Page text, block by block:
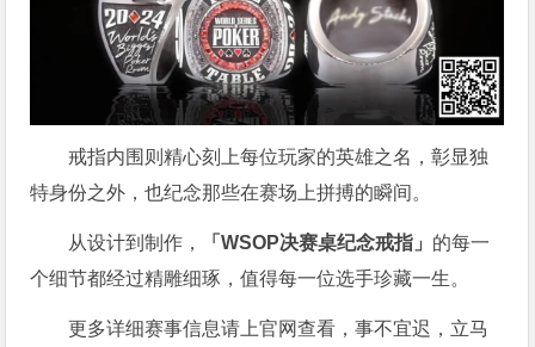
戒指内围则精心刻上每位玩家的英雄之名，彰显独
特身份之外，也纪念那些在赛场上拼搏的瞬间。
从设计到制作， 「WSOP决赛桌纪念戒指」 的每一
个细节都经过精雕细琢，值得每一位选手珍藏一生。
更多详细赛事信息请上官网查看，事不宜迟，立马